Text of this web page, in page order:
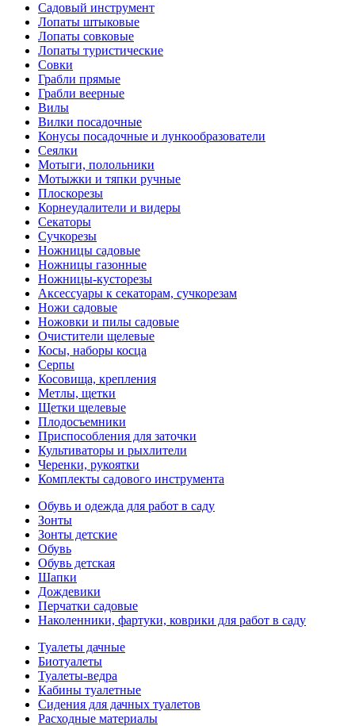
Садовый инструмент
Лопаты штыковые
Лопаты совковые
Лопаты туристические
Совки
Грабли прямые
Грабли веерные
Вилы
Вилки посадочные
Конусы посадочные и лункообразователи
Сеялки
Мотыги, полольники
Мотыжки и тяпки ручные
Плоскорезы
Корнеудалители и видеры
Секаторы
Сучкорезы
Ножницы садовые
Ножницы газонные
Ножницы-кусторезы
Аксессуары к секаторам, сучкорезам
Ножи садовые
Ножовки и пилы садовые
Очистители щелевые
Косы, наборы косца
Серпы
Косовища, крепления
Метлы, щетки
Щетки щелевые
Плодосъемники
Приспособления для заточки
Культиваторы и рыхлители
Черенки, рукоятки
Комплекты садового инструмента
Обувь и одежда для работ в саду
Зонты
Зонты детские
Обувь
Обувь детская
Шапки
Дождевики
Перчатки садовые
Наколенники, фартуки, коврики для работ в саду
Туалеты дачные
Биотуалеты
Туалеты-ведра
Кабины туалетные
Сидения для дачных туалетов
Расходные материалы